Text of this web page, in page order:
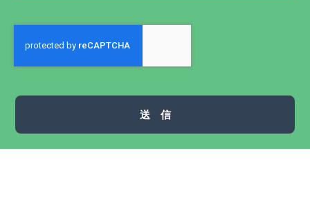
送 信